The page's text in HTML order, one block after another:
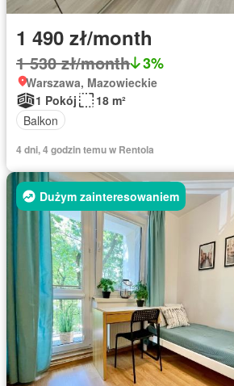
1 490 zł/month
1 530 zł/month 3%
Warszawa, Mazowieckie
1 Pokój
18 m²
Balkon
4 dni, 4 godzin temu w Rentola
Dużym zainteresowaniem